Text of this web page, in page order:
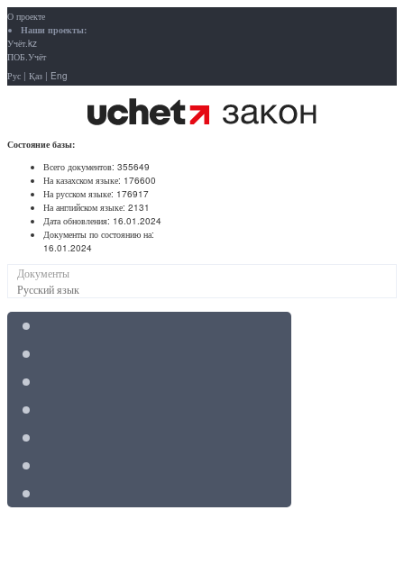
О проекте
Наши проекты:
Учёт.kz
ПОБ.Учёт
Рус | Қаз | Eng
Состояние базы:
Всего документов: 355649
На казахском языке: 176600
На русском языке: 176917
На английском языке: 2131
Дата обновления: 16.01.2024
Документы по состоянию на:
16.01.2024
Документы
Русский язык